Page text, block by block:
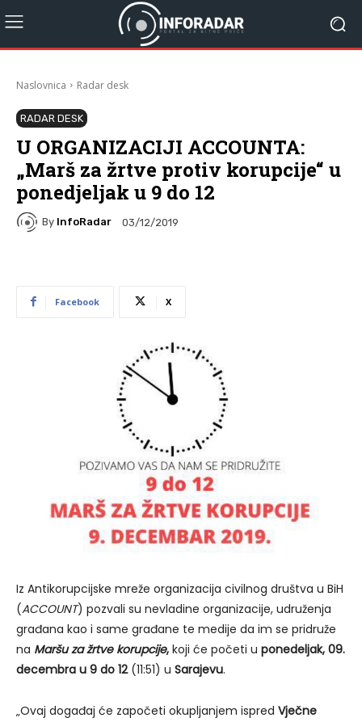
Naslovnica Radar desk
RADAR DESK
U ORGANIZACIJI ACCOUNTA:
„Marš za žrtve protiv korupcije“ u
ponedjeljak u 9 do 12
By InfoRadar 03/12/2019
Facebook X
Iz Antikorupcijske mreže organizacija civilnog društva u BiH
(ACCOUNT) pozvali su nevladine organizacije, udruženja
građana kao i same građane te medije da im se pridruže
na Maršu za žrtve korupcije, koji će početi u ponedeljak, 09.
decembra u 9 do 12(11:51) u Sarajevu.
„Ovaj događaj će započeti okupljanjem ispred Vječne